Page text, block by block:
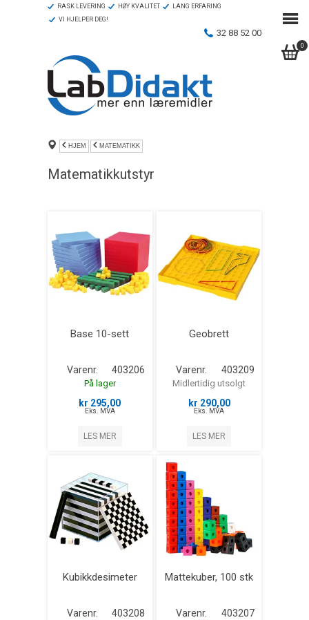
0
RASK LEVERING HØY KVALITET
LANG ERFARING
VI HJELPER DEG!
32 88 52 00
HJEM MATEMATIKK
Matematikkutstyr
Base 10-sett
Varenr. 403206
På lager
kr 295,00
Eks. MVA
LES MER
Geobrett
Varenr. 403209
Midlertidig utsolgt
kr 290,00
Eks. MVA
LES MER
Kubikkdesimeter
Varenr. 403208
Mattekuber, 100 stk
Varenr. 403207